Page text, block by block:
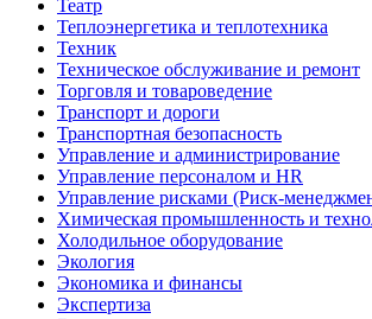
Театр
Теплоэнергетика и теплотехника
Техник
Техническое обслуживание и ремонт
Торговля и товароведение
Транспорт и дороги
Транспортная безопасность
Управление и администрирование
Управление персоналом и HR
Управление рисками (Риск-
Химическая промышленность и
Холодильное оборудование
Экология
Экономика и финансы
Экспертиза